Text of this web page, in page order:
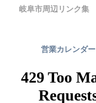
岐阜市周辺リンク集
営業カレンダー